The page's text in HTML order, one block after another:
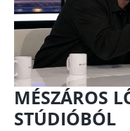
MÉSZÁROS
STÚDIÓBÓL